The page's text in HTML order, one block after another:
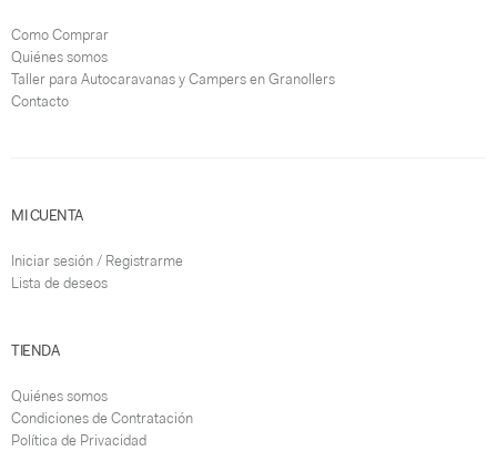
Como Comprar
Quiénes somos
Taller para Autocaravanas y Campers en Granollers
Contacto
MI CUENTA
Iniciar sesión / Registrarme
Lista de deseos
TIENDA
Quiénes somos
Condiciones de Contratación
Política de Privacidad